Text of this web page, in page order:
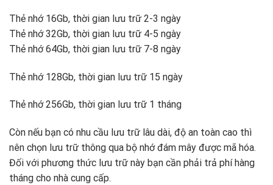
Thẻ nhớ 16Gb, thời gian lưu trữ 2-3 ngày
Thẻ nhớ 32Gb, thời gian lưu trữ 4-5 ngày
Thẻ nhớ 64Gb, thời gian lưu trữ 7-8 ngày
Thẻ nhớ 128Gb, thời gian lưu trữ 15 ngày
Thẻ nhớ 256Gb, thời gian lưu trữ 1 tháng
Còn nếu bạn có nhu cầu lưu trữ lâu dài, độ an toàn cao thì
nên chọn lưu trữ thông qua bộ nhớ đám mây được mã hóa.
Đối với phương thức lưu trữ này bạn cần phải trả phí hàng
tháng cho nhà cung cấp.